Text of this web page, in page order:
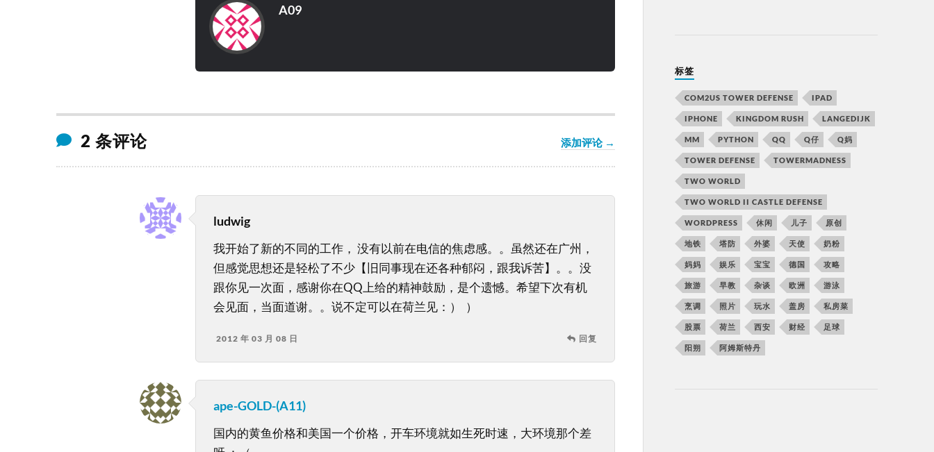
A09
2 条评论 添加评论 →
ludwig
我开始了新的不同的工作， 没有以前在电信的焦虑感。。虽然还在广州，
但感觉思想还是轻松了不少【旧同事现在还各种郁闷，跟我诉苦】。。没
跟你见一次面，感谢你在QQ上给的精神鼓励，是个遗憾。希望下次有机
会见面，当面道谢。。说不定可以在荷兰见：） ）
2012 年 03 月 08 日 回复
ape-GOLD-(A11)
国内的黄鱼价格和美国一个价格，开车环境就如生死时速，大环境那个差
标签
COM2US TOWER DEFENSE IPAD
IPHONE KINGDOM RUSH LANGEDIJK
MM PYTHON QQ Q仔 Q妈
TOWER DEFENSE TOWERMADNESS
TWO WORLD
TWO WORLD II CASTLE DEFENSE
WORDPRESS 休闲 儿子 原创
地铁 塔防 外婆 天使 奶粉
妈妈 娱乐 宝宝 德国 攻略
旅游 早教 杂谈 欧洲 游泳
烹调 照片 玩水 盖房 私房菜
股票 荷兰 西安 财经 足球
阳朔 阿姆斯特丹